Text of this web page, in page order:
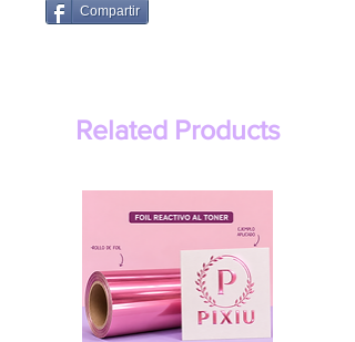
Compartir
Related Products